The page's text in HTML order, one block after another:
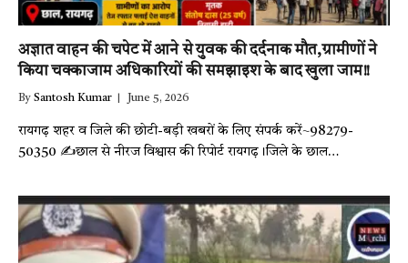
अज्ञात वाहन की चपेट में आने से युवक की दर्दनाक मौत,ग्रामीणों ने
किया चक्काजाम अधिकारियों की समझाइश के बाद खुला जाम!!
By Santosh Kumar June 5, 2026
रायगढ़ शहर व जिले की छोटी-बड़ी खबरों के लिए संपर्क करें~98279-
50350 ✍️छाल से नीरज विश्वास की रिपोर्ट रायगढ़।जिले के छाल…